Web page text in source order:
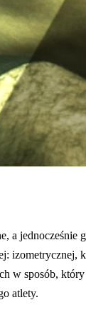
a
w sposób,
atlety.